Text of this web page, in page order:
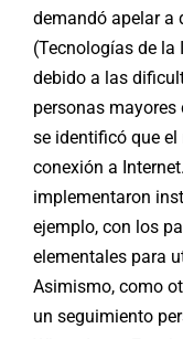
demandó apelar a
(Tecnologías de
debido a las
personas
se identificó que
conexión a
implementaron
ejemplo, con los
elementales para
Asimismo, como
un seguimiento